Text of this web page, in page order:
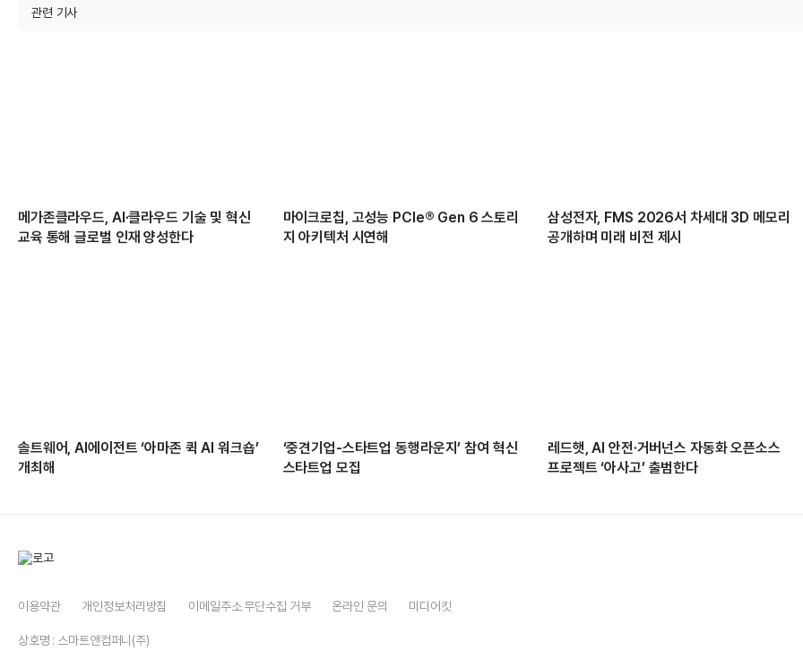
관련 기사
메가존클라우드, AI·클라우드 기술 및 혁신
교육 통해 글로벌 인재 양성한다
마이크로칩, 고성능 PCIe® Gen 6 스토리
지 아키텍처 시연해
삼성전자, FMS 2026서 차세대 3D 메모리
공개하며 미래 비전 제시
솔트웨어, AI에이전트 ‘아마존 퀵 AI 워크숍’
개최해
‘중견기업-스타트업 동행라운지’ 참여 혁신
스타트업 모집
레드햇, AI 안전·거버넌스 자동화 오픈소스
프로젝트 ‘아사고’ 출범한다
이용약관 개인정보처리방침 이메일주소 무단수집 거부 온라인 문의 미디어킷
상호명 : 스마트앤컴퍼니(주)